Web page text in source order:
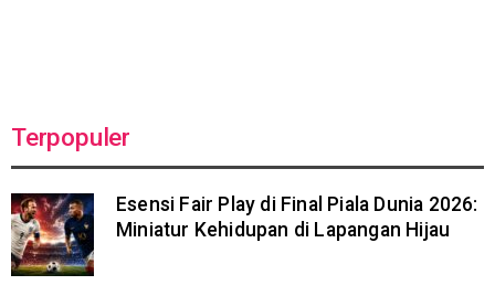
Terpopuler
Esensi Fair Play di Final Piala Dunia 2026:
Miniatur Kehidupan di Lapangan Hijau